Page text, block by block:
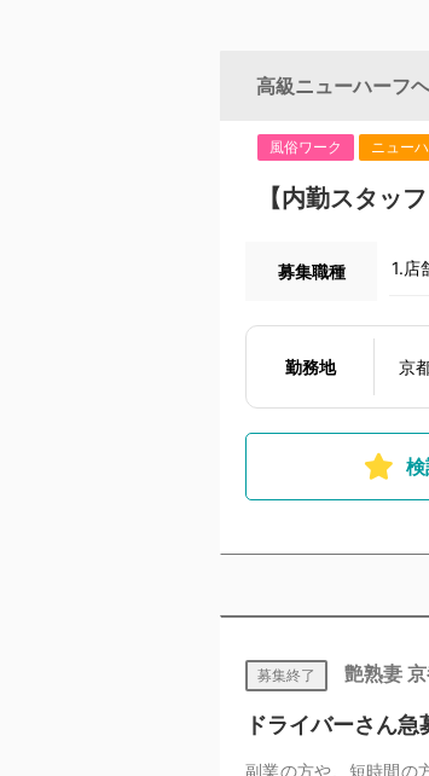
高級ニューハーフ
風俗ワーク ニュー
【内勤スタッ
募集職種 1.店
勤務地 京
募集終了 艶熟妻
ドライバーさん急
副業の方や、短時間の